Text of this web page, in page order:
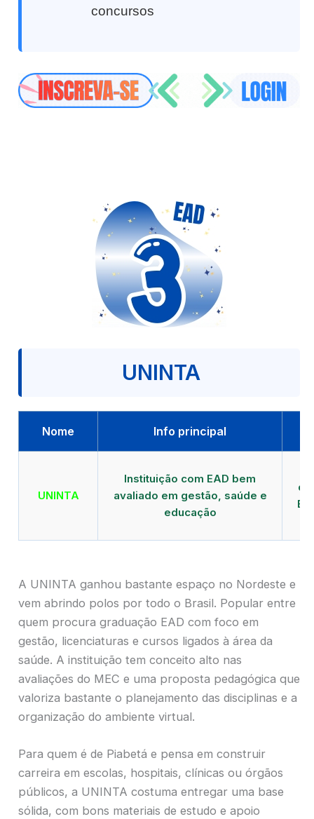
concursos
UNINTA
Nome Info principal
UNINTA
Instituição com EAD bem
avaliado em gestão, saúde e
educação
A UNINTA ganhou bastante espaço no Nordeste e
vem abrindo polos por todo o Brasil. Popular entre
quem procura graduação EAD com foco em
gestão, licenciaturas e cursos ligados à área da
saúde. A instituição tem conceito alto nas
avaliações do MEC e uma proposta pedagógica que
valoriza bastante o planejamento das disciplinas e a
organização do ambiente virtual.
Para quem é de Piabetá e pensa em construir
carreira em escolas, hospitais, clínicas ou órgãos
públicos, a UNINTA costuma entregar uma base
sólida, com bons materiais de estudo e apoio